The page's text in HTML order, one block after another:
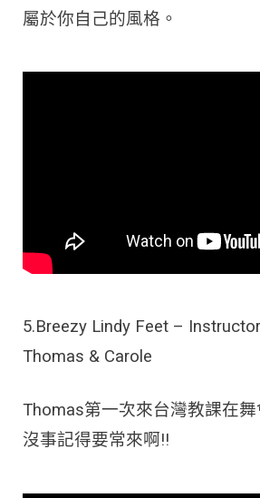
屬於你自己的風格。
5.Breezy Lindy Feet –
Thomas & Carole
Thomas第一次來台灣教課在舞
沒事記得要常來啊!!